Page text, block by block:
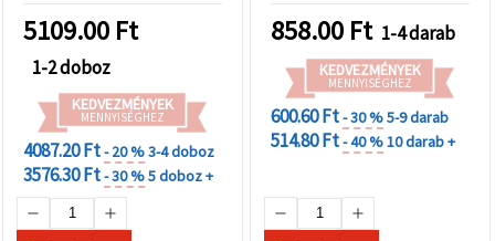
5109.00 Ft
1-2 doboz
KEDVEZMÉNYEK
MENNYISÉGHEZ
4087.20 Ft- 20 %3-4 doboz
3576.30 Ft- 30 %5 doboz +
858.00 Ft 1-4 darab
KEDVEZMÉNYEK
MENNYISÉGHEZ
600.60 Ft- 30 %5-9 darab
514.80 Ft- 40 %10 darab +